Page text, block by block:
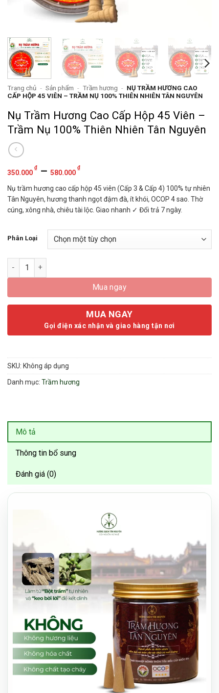
Trang chủ - Sản phẩm - Trầm hương - NỤ TRẦM HƯƠNG CAO
CẤP HỘP 45 VIÊN – TRẦM NỤ 100% THIÊN NHIÊN TÂN NGUYÊN
Nụ Trầm Hương Cao Cấp Hộp 45 Viên –
Trầm Nụ 100% Thiên Nhiên Tân Nguyên
350.000
₫ – 580.000
₫Khoảng
giá:
từ
350.000 ₫
đến
580.000 ₫
Nụ trầm hương cao cấp hộp 45 viên (Cấp 3 & Cấp 4) 100% tự nhiên
Tân Nguyên, hương thanh ngọt đậm đà, ít khói, OCOP 4 sao. Thờ
cúng, xông nhà, chiêu tài lộc. Giao nhanh ✓ Đổi trả 7 ngày.
Phân Loại
Nụ Trầm Hương Cao Cấp Hộp 45 Viên - Trầm Nụ 100% Thiên
Mua ngay
MUA NGAY
Gọi điện xác nhận và giao hàng tận nơi
SKU: Không áp dụng
Danh mục: Trầm hương
Mô tả
Thông tin bổ sung
Đánh giá (0)